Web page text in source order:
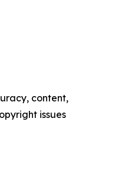
content,
issues